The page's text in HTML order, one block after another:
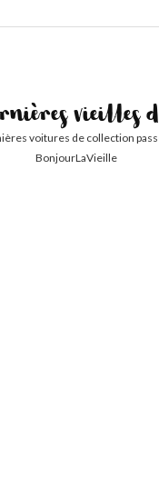
vieilles
voitures de collection
BonjourLaVieille